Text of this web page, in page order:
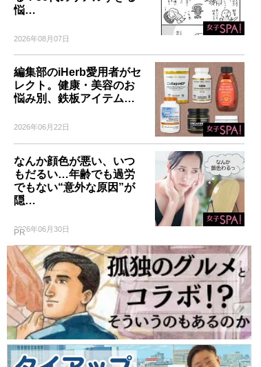
悩…
2026年08月07日
編集部のiHerb愛用者がセ
レクト。健康・美容のお
悩み別、鉄板アイテム…
2026年06月22日
なんか顔色が悪い、いつ
もだるい…年齢でも過労
でもない“意外な原因”が
隠…
2026年06月30日
PR